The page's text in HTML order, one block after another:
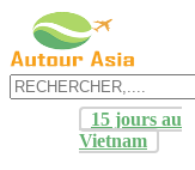
15 jours au
Vietnam